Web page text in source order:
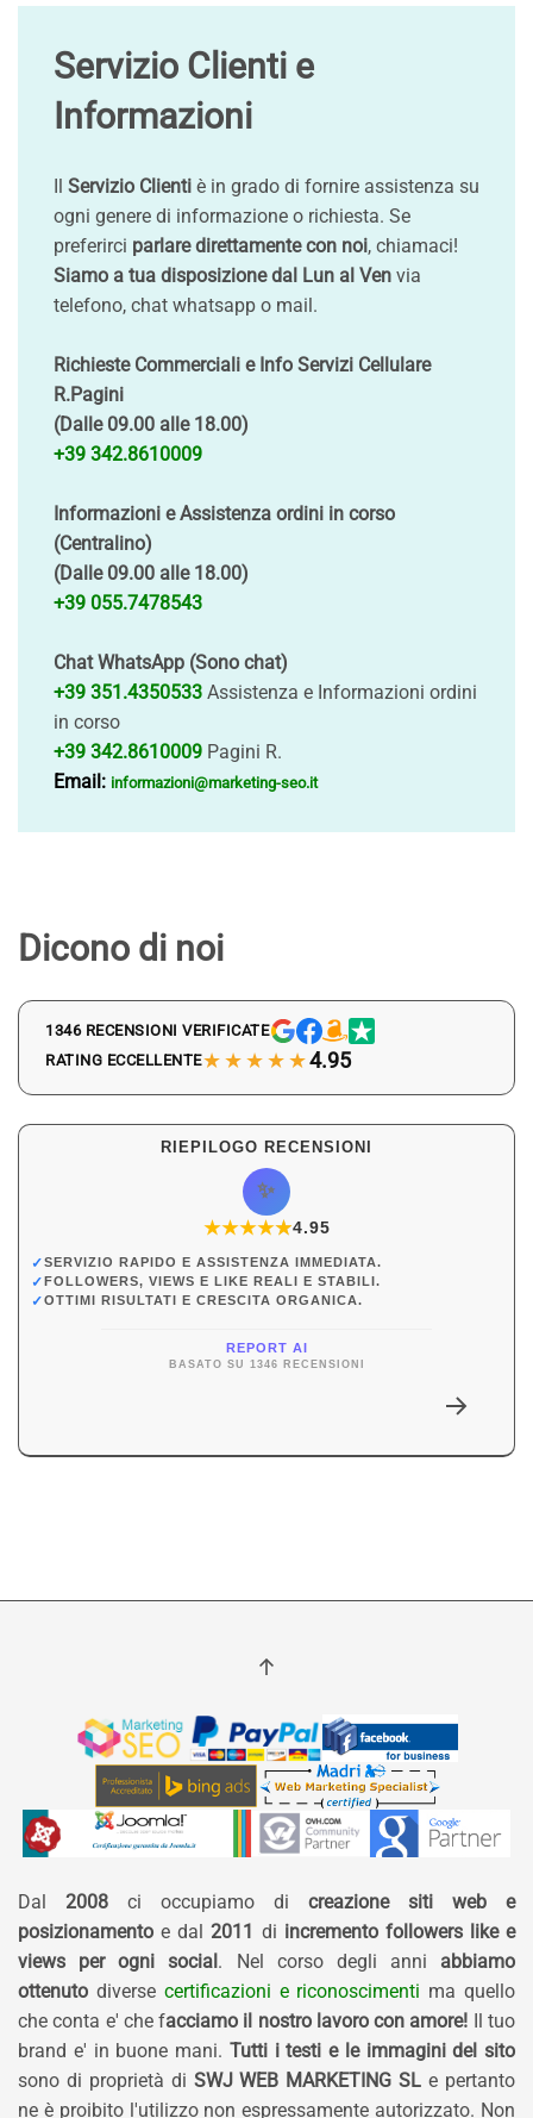
Servizio Clienti e
Informazioni
Il Servizio Clienti è in grado di fornire assistenza su
ogni genere di informazione o richiesta. Se
preferirci parlare direttamente con noi, chiamaci!
Siamo a tua disposizione dal Lun al Ven via
telefono, chat whatsapp o mail.
Richieste Commerciali e Info Servizi Cellulare
R.Pagini
(Dalle 09.00 alle 18.00)
+39 342.8610009
Informazioni e Assistenza ordini in corso
(Centralino)
(Dalle 09.00 alle 18.00)
+39 055.7478543
Chat WhatsApp (Sono chat)
+39 351.4350533 Assistenza e Informazioni ordini
in corso
+39 342.8610009 Pagini R.
Email: informazioni@marketing-seo.it
Dicono di noi
1346 RECENSIONI VERIFICATE
RATING ECCELLENTE★★★★★4.95
RIEPILOGO RECENSIONI
✨
★★★★★
★4.95
✓SERVIZIO RAPIDO E ASSISTENZA IMMEDIATA.
✓FOLLOWERS, VIEWS E LIKE REALI E STABILI.
✓OTTIMI RISULTATI E CRESCITA ORGANICA.
REPORT AI
BASATO SU 1346 RECENSIONI
Dal 2008 ci occupiamo di creazione siti web e
posizionamento e dal 2011 di incremento followers like e
views per ogni social. Nel corso degli anni abbiamo
ottenuto diverse certificazioni e riconoscimenti ma quello
che conta e' che facciamo il nostro lavoro con amore! Il tuo
brand e' in buone mani. Tutti i testi e le immagini del sito
sono di proprietà di SWJ WEB MARKETING SL e pertanto
ne è proibito l'utilizzo non espressamente autorizzato. Non